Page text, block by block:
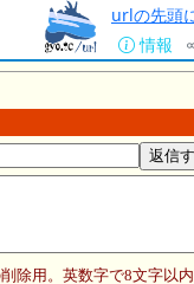
urlの先頭
情報